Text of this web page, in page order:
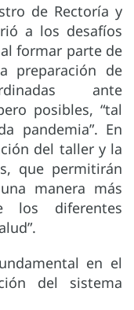
de Rectoría y
a los desafíos
formar parte de
preparación de
ante
posibles, “tal
pandemia”. En
del taller y la
que permitirán
manera más
los diferentes
en el
del sistema